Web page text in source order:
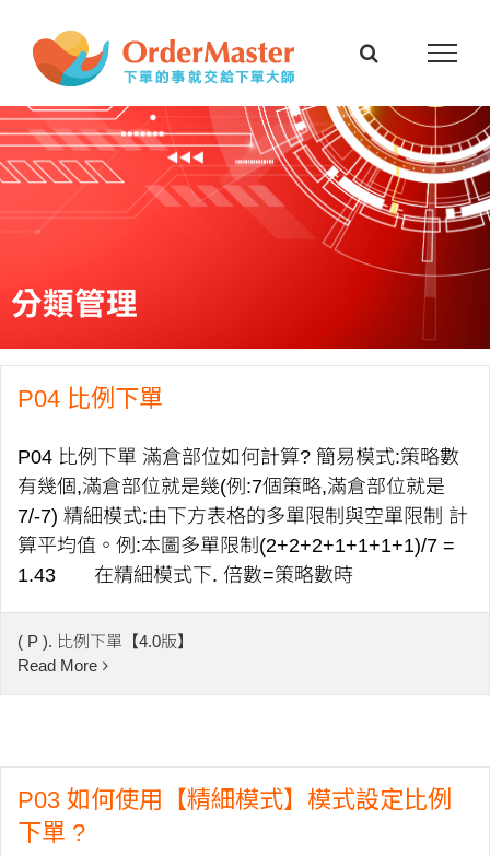
content
分類管理
P04 比例下單
P04 比例下單 滿倉部位如何計算? 簡易模式:策略數
有幾個,滿倉部位就是幾(例:7個策略,滿倉部位就是
7/-7) 精細模式:由下方表格的多單限制與空單限制 計
算平均值。例:本圖多單限制(2+2+2+1+1+1+1)/7 =
1.43 在精細模式下. 倍數=策略數時
( P ). 比例下單【4.0版】
Read More
P03 如何使用【精細模式】模式設定比例
下單 ?